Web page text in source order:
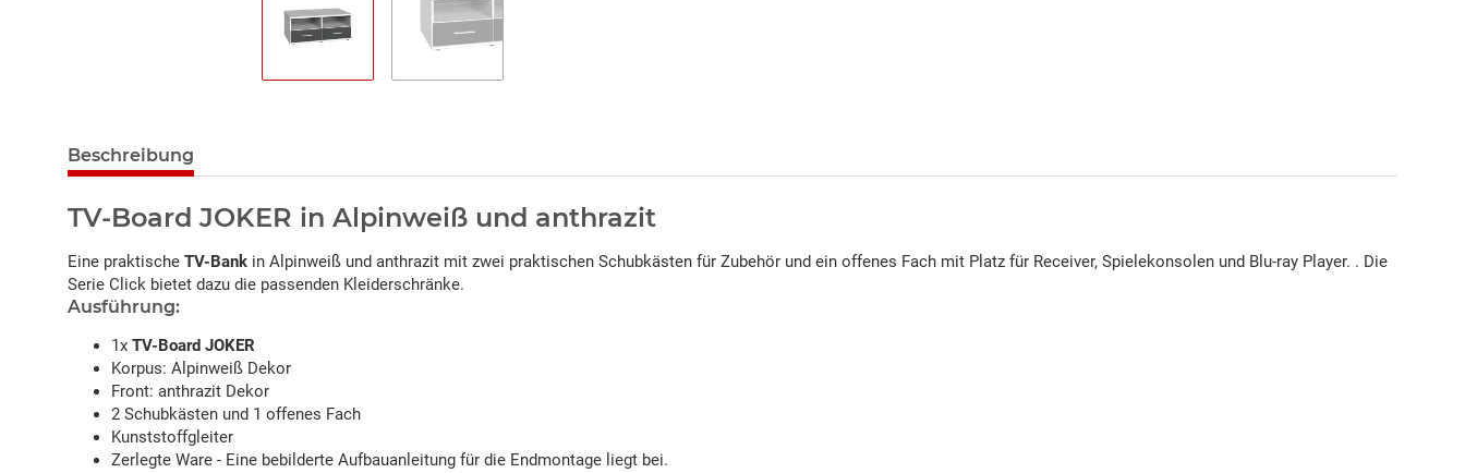
Beschreibung
TV-Board JOKER in Alpinweiß und anthrazit
Eine praktische TV-Bank in Alpinweiß und anthrazit mit zwei praktischen Schubkästen für Zubehör und ein offenes Fach mit Platz für Receiver, Spielekonsolen und Blu-ray Player. . Die
Serie Click bietet dazu die passenden Kleiderschränke.
Ausführung:
1x TV-Board JOKER
Korpus: Alpinweiß Dekor
Front: anthrazit Dekor
2 Schubkästen und 1 offenes Fach
Kunststoffgleiter
Zerlegte Ware - Eine bebilderte Aufbauanleitung für die Endmontage liegt bei.